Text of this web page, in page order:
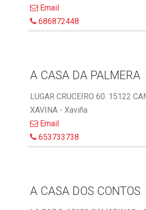
Email
686872448
A CASA DA PALMERA
LUGAR CRUCEIRO 60. 15122
XAVINA - Xaviña
Email
653733738
A CASA DOS CONTOS